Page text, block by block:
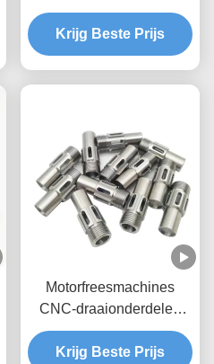
Cnc Draaiprojecten
Krijg Beste Prijs
Motorfreesmachines
CNC-draaionderdelen
Anodiserende precisie
aangepaste CNC-
Krijg Beste Prijs